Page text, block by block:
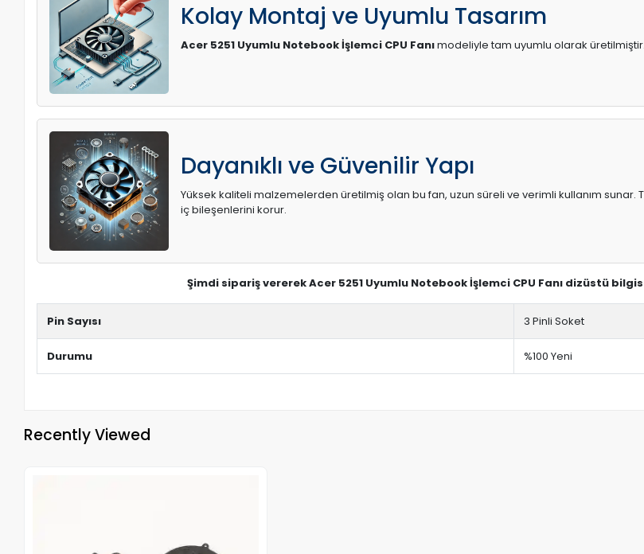
Kolay Montaj ve Uyumlu Tasarım
Acer 5251 Uyumlu Notebook İşlemci CPU Fanımodeliyle tam uyumlu olarak
Dayanıklı ve Güvenilir Yapı
Yüksek kaliteli malzemelerden üretilmiş olan bu fan, uzun süreli ve verimli kullanım sunar.
iç bileşenlerini korur.
Şimdi sipariş vererek Acer 5251 Uyumlu Notebook İşlemci CPU Fanı dizüstü
Pin Sayısı 3 Pinli Soket
Durumu %100 Yeni
Recently Viewed